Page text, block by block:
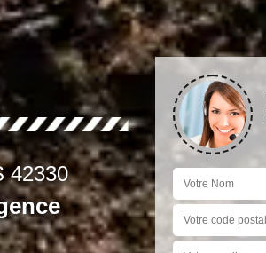
42330